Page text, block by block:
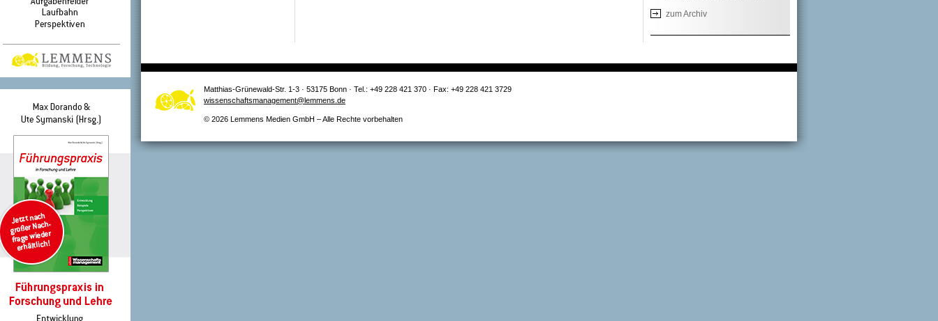
zum Archiv
Matthias-Grünewald-Str. 1-3 · 53175 Bonn · Tel.: +49 228 421 370 · Fax: +49 228 421 3729
wissenschaftsmanagement@lemmens.de
© 2026 Lemmens Medien GmbH – Alle Rechte vorbehalten